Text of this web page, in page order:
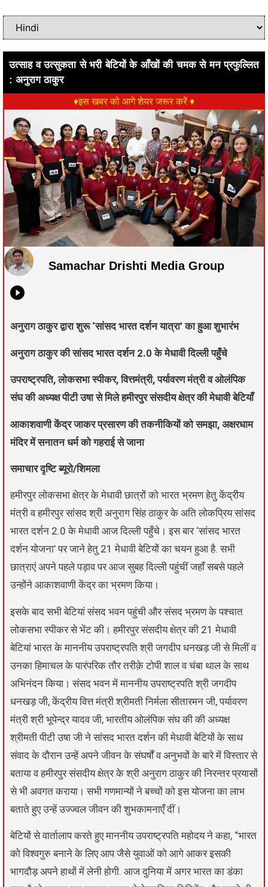
उत्साह व उत्सुकता से भरी बेटियों के आँखों की चमक से मन प्रफुल्लित
: अनुराग ठाकुर
♦इस खबर को आगे शेयर जरूर करें ♦
Samachar Drishti Media Group
अनुराग ठाकुर द्वारा शुरू ‘सांसद भारत दर्शन यात्रा’ का हुआ शुभारंभ
अनुराग ठाकुर की सांसद भारत दर्शन 2.0 के मेधावी दिल्ली पहुँचे
उपराष्ट्रपति, लोकसभा स्पीकर, वित्तमंत्री, पर्यावरण मंत्री व ओलंपिक
संघ की अध्यक्ष पीटी उषा से मिले हमीरपुर संसदीय क्षेत्र की मेधावी बेटियाँ
आकाशवाणी केंद्र जाकर प्रसारण की तकनीकियों को समझा, अक्षरधाम
मंदिर में सनातन धर्म को गहराई से जाना
समाचार दृष्टि ब्यूरो/शिमला
हमीरपुर लोकसभा क्षेत्र के मेधावी छात्रों को भारत भ्रमण हेतु केंद्रीय
मंत्री व हमीरपुर सांसद श्री अनुराग सिंह ठाकुर के अति लोकप्रिय सांसद
भारत दर्शन 2.0 के मेधावी आज दिल्ली पहुँचे। इस बार ‘सांसद भारत
दर्शन योजना’ पर जाने हेतु 21 मेधावी बेटियों का चयन हुआ है. सभी
छात्राएं अपने पहले पड़ाव पर आज सुबह दिल्ली पहुंचीं जहाँ सबसे पहले
उन्होंने आकाशवाणी केंद्र का भ्रमण किया।
इसके बाद सभी बेटियां संसद भवन पहुंची और संसद भ्रमण के पश्चात
लोकसभा स्पीकर से भेंट की। हमीरपुर संसदीय क्षेत्र की 21 मेधावी
बेटियां भारत के माननीय उपराष्ट्रपति श्री जगदीप धनखड़ जी से मिलीं व
उनका हिमाचल के पारंपरिक तौर तरीक़े टोपी शाल व चंबा थाल के साथ
अभिनंदन किया। संसद भवन में माननीय उपराष्ट्रपति श्री जगदीप
धनखड़ जी, केंद्रीय वित्त मंत्री श्रीमती निर्मला सीतारमन जी, पर्यावरण
मंत्री श्री भूपेन्द्र यादव जी, भारतीय ओलंपिक संघ की की अध्यक्ष
श्रीमती पीटी उषा जी ने सांसद भारत दर्शन की मेधावी बेटियों के साथ
संवाद के दौरान उन्हें अपने जीवन के संघर्षों व अनुभवों के बारे में विस्तार से
बताया व हमीरपुर संसदीय क्षेत्र के श्री अनुराग ठाकुर की निरन्तर प्रयासों
से भी अवगत कराया। सभी गणमान्यों ने बच्चों को इस योजना का लाभ
बताते हुए उन्हें उज्ज्वल जीवन की शुभकामनाएँ दीं।
बेटियों से वार्तालाप करते हुए माननीय उपराष्ट्रपति महोदय ने कहा, “भारत
को विश्वगुरु बनाने के लिए आप जैसे युवाओं को आगे आकर इसकी
भागदौड़ अपने हाथों में लेनी होगी. आज दुनिया में अगर भारत का डंका